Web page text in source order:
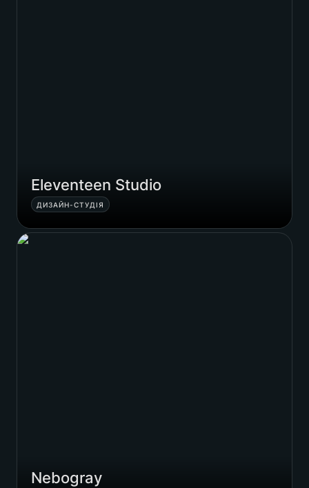
Eleventeen Studio
ДИЗАЙН-СТУДІЯ
Nebogray
Nebogray